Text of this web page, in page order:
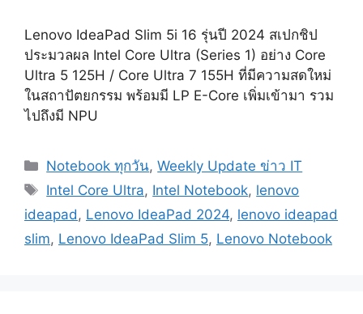
Lenovo IdeaPad Slim 5i 16 รุ่นปี 2024 สเปกชิป
ประมวลผล Intel Core Ultra (Series 1) อย่าง Core
Ultra 5 125H / Core Ultra 7 155H ที่มีความสดใหม่
ในสถาปัตยกรรม พร้อมมี LP E-Core เพิ่มเข้ามา รวม
ไปถึงมี NPU
Categories
Notebook ทุกวัน,Weekly Update ข่าว IT
Tags
Intel Core Ultra, Intel Notebook, lenovo
ideapad , Lenovo IdeaPad 2024, lenovo ideapad
slim, Lenovo IdeaPad Slim 5, Lenovo Notebook